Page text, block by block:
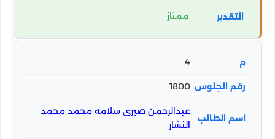
ممتاز
4
1800
عبدالرحمن صبرى سلامه محمد محمد
النشار